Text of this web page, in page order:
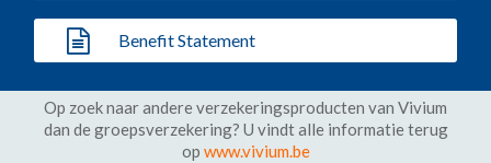
Benefit Statement
Op zoek naar andere verzekeringsproducten van Vivium
dan de groepsverzekering? U vindt alle informatie terug
op www.vivium.be